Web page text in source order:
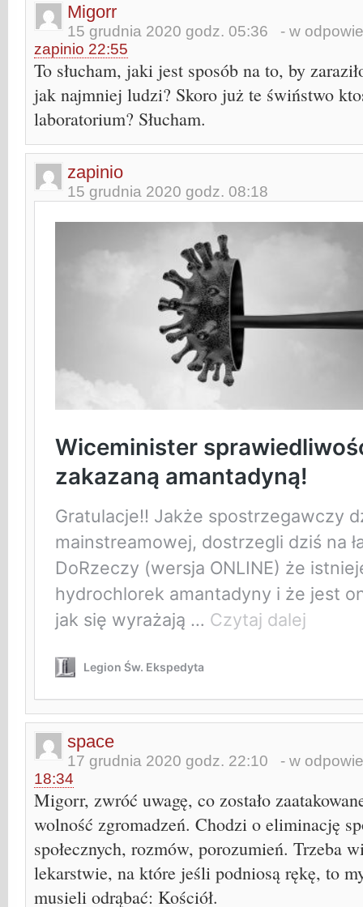
Migorr
15 grudnia 2020 godz. 05:36 - w
zapinio 22:55
To słucham, jaki jest sposób na to, by
jak najmniej ludzi? Skoro już te świństwo
laboratorium? Słucham.
zapinio
15 grudnia 2020 godz. 08:18
space
17 grudnia 2020 godz. 22:10 - w
18:34
Migorr, zwróć uwagę, co zostało
wolność zgromadzeń. Chodzi o eliminację
społecznych, rozmów, porozumień. Trzeba
lekarstwie, na które jeśli podniosą rękę, to
musieli odrąbać: Kościół.